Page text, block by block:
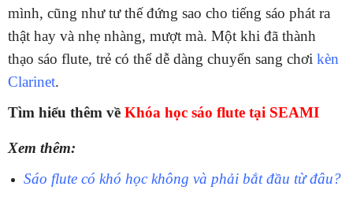
mình, cũng như tư thế đứng sao cho tiếng sáo phát ra
thật hay và nhẹ nhàng, mượt mà. Một khi đã thành
thạo sáo flute, trẻ có thể dễ dàng chuyển sang chơi kèn
Clarinet.
Tìm hiểu thêm về Khóa học sáo flute tại SEAMI
Xem thêm:
Sáo flute có khó học không và phải bắt đầu từ đâu?